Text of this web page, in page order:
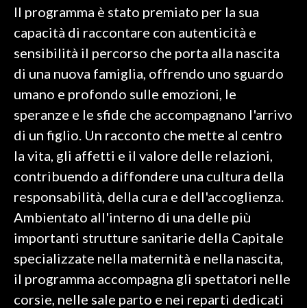
CULTURA
GOSSIP
SARDEGNA TURISMO
SARDI NEL MONDO
NOTIZIE
EVENTI
3 MINUTI CON
Il programma è stato premiato per la sua
capacità di raccontare con autenticità e
sensibilità il percorso che porta alla nascita
di una nuova famiglia, offrendo uno sguardo
umano e profondo sulle emozioni, le
speranze e le sfide che accompagnano l'arrivo
di un figlio. Un racconto che mette al centro
la vita, gli affetti e il valore delle relazioni,
contribuendo a diffondere una cultura della
responsabilità, della cura e dell'accoglienza.
Ambientato all'interno di una delle più
importanti strutture sanitarie della Capitale
specializzate nella maternità e nella nascita,
il programma accompagna gli spettatori nelle
corsie, nelle sale parto e nei reparti dedicati